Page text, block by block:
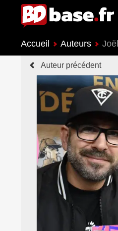
Accueil Auteurs
Auteur précédent